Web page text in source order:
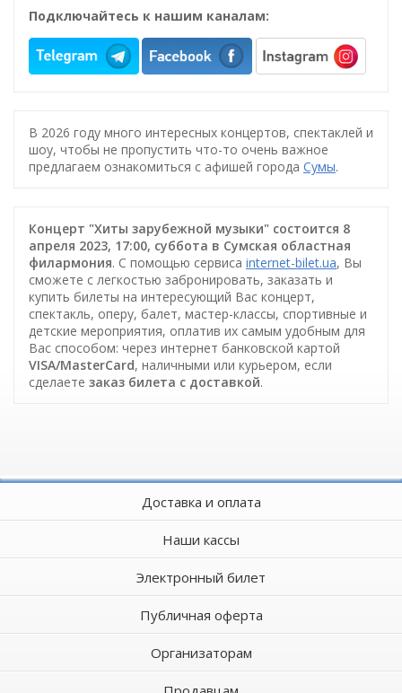
Подключайтесь к нашим каналам:
В 2026 году много интересных концертов, спектаклей и
шоу, чтобы не пропустить что-то очень важное
предлагаем ознакомиться с афишей города Сумы.
Концерт "Хиты зарубежной музыки" состоится 8
апреля 2023, 17:00, суббота в Сумская областная
филармония. С помощью сервиса internet-bilet.ua, Вы
сможете с легкостью забронировать, заказать и
купить билеты на интересующий Вас концерт,
спектакль, оперу, балет, мастер-классы, спортивные и
детские мероприятия, оплатив их самым удобным для
Вас способом: через интернет банковской картой
VISA/MasterCard, наличными или курьером, если
сделаете заказ билета c доставкой.
Доставка и оплата
Наши кассы
Электронный билет
Публичная оферта
Организаторам